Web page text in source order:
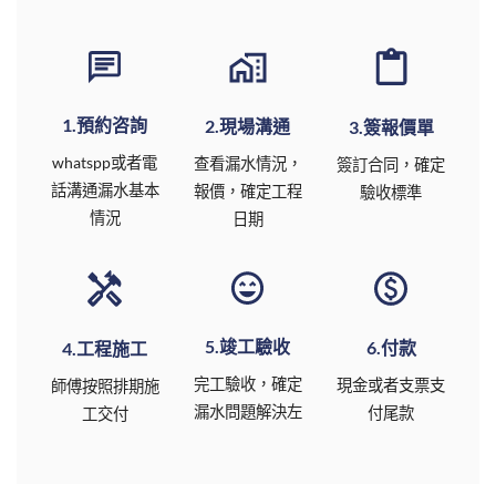
1.預約咨詢
whatspp或者電
話溝通漏水基本
情況
2.現場溝通
查看漏水情況，
報價，確定工程
日期
3.簽報價單
簽訂合同，確定
驗收標準
4.工程施工
師傅按照排期施
工交付
5.竣工驗收
完工驗收，確定
漏水問題解決左
6.付款
現金或者支票支
付尾款